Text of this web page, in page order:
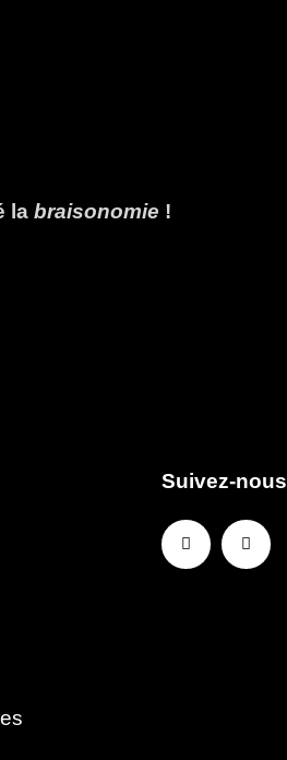
la braisonomie !
Suivez-nous